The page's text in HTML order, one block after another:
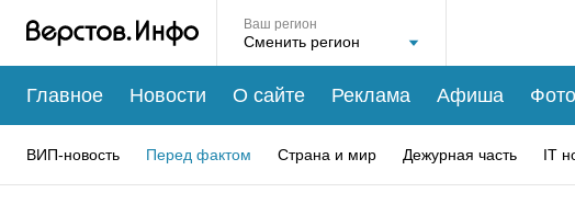
Ваш регион
Главное Новости О сайте Реклама Афиша
ВИП-новость Перед фактом Страна и мир Дежурная часть IT